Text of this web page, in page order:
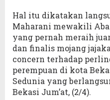
Hal itu dikatakan
Maharani mewakili
yang pernah meraih
dan finalis mojang
concern terhadap
perempuan di kota
Sedunia yang
Bekasi Jum’at, (2/4).